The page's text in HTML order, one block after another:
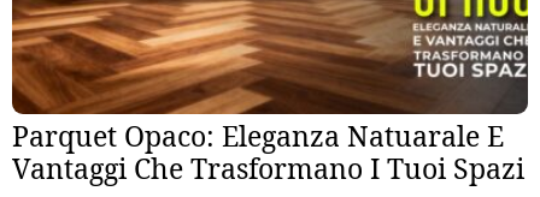
Parquet Opaco: Eleganza Natuarale E
Vantaggi Che Trasformano I Tuoi Spazi